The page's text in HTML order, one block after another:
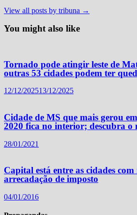
View all posts by tribuna →
You might also like
Tornado pode atingir leste de
outras 53 cidades podem ter
12/12/202513/12/2025
Cidade de MS que mais gerou
2020 fica no interior; descubra o
28/01/2021
Capital está entre as cidades
arrecadação de imposto
04/01/2016